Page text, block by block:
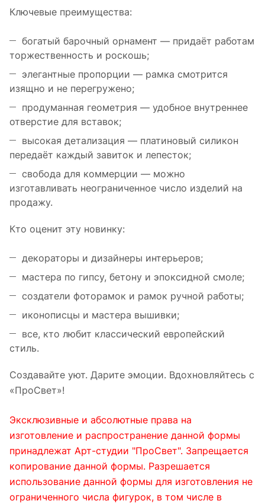
Ключевые преимущества:
богатый барочный орнамент — придаёт работам
торжественность и роскошь;
элегантные пропорции — рамка смотрится
изящно и не перегружено;
продуманная геометрия — удобное внутреннее
отверстие для вставок;
высокая детализация — платиновый силикон
передаёт каждый завиток и лепесток;
свобода для коммерции — можно
изготавливать неограниченное число изделий на
продажу.
Кто оценит эту новинку:
декораторы и дизайнеры интерьеров;
мастера по гипсу, бетону и эпоксидной смоле;
создатели фоторамок и рамок ручной работы;
иконописцы и мастера вышивки;
все, кто любит классический европейский
стиль.
Создавайте уют. Дарите эмоции. Вдохновляйтесь с
«ПроСвет»!
Эксклюзивные и абсолютные права на
изготовление и распространение данной формы
принадлежат Арт-студии "ПроСвет". Запрещается
копирование данной формы. Разрешается
использование данной формы для изготовления не
ограниченного числа фигурок, в том числе в